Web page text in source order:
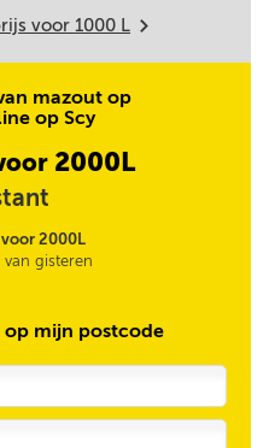
voor 1000 L m
mazout op
op Scy
2000L
2000L
gisteren
op mijn postcode